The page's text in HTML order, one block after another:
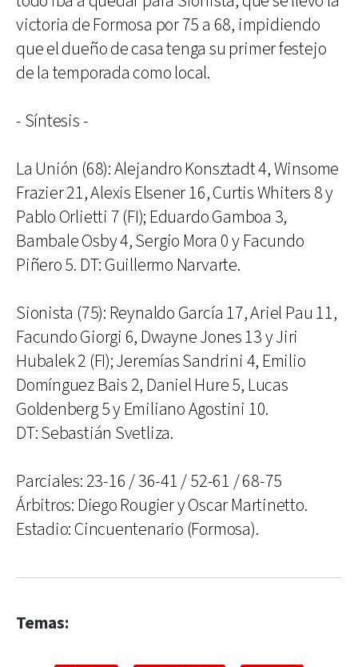
victoria de Formosa por 75 a 68, impidiendo
que el dueño de casa tenga su primer festejo
de la temporada como local.
- Síntesis -
La Unión (68): Alejandro Konsztadt 4, Winsome
Frazier 21, Alexis Elsener 16, Curtis Whiters 8 y
Pablo Orlietti 7 (FI); Eduardo Gamboa 3,
Bambale Osby 4, Sergio Mora 0 y Facundo
Piñero 5. DT: Guillermo Narvarte.
Sionista (75): Reynaldo García 17, Ariel Pau 11,
Facundo Giorgi 6, Dwayne Jones 13 y Jiri
Hubalek 2 (FI); Jeremías Sandrini 4, Emilio
Domínguez Bais 2, Daniel Hure 5, Lucas
Goldenberg 5 y Emiliano Agostini 10.
DT: Sebastián Svetliza.
Parciales: 23-16 / 36-41 / 52-61 / 68-75
Árbitros: Diego Rougier y Oscar Martinetto.
Estadio: Cincuentenario (Formosa).
Temas: